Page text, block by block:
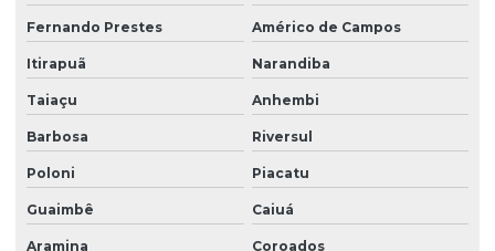
Fernando Prestes Américo de Campos
Itirapuã Narandiba
Taiaçu Anhembi
Barbosa Riversul
Poloni Piacatu
Guaimbê Caiuá
Aramina Coroados